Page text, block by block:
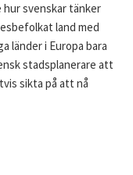
hur svenskar tänker
land med
länder i Europa bara
stadsplanerare att
sikta på att nå